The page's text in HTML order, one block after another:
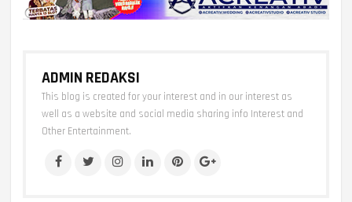
ADMIN REDAKSI
This blog is created for your interest and in our interest as
well as a website and social media sharing info Interest and
Other Entertainment.